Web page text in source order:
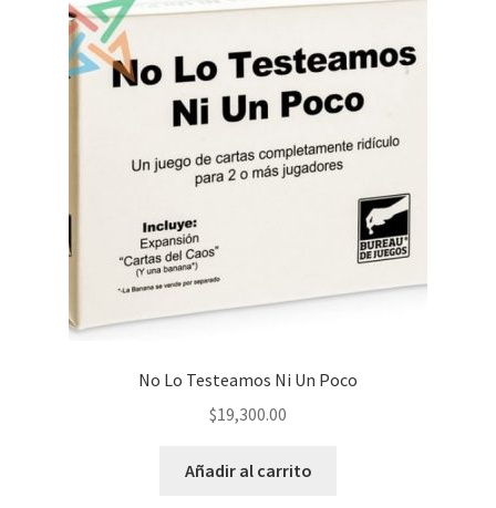
No Lo Testeamos Ni Un Poco
$19,300.00
Añadir al carrito